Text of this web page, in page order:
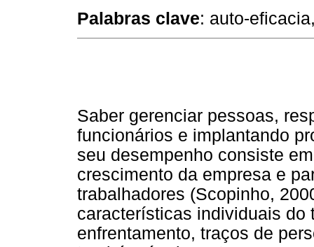
Palabras clave: auto-
Saber gerenciar pessoas,
funcionários e implantando
seu desempenho consiste
crescimento da empresa e
trabalhadores (Scopinho,
características individuais do
enfrentamento, traços de